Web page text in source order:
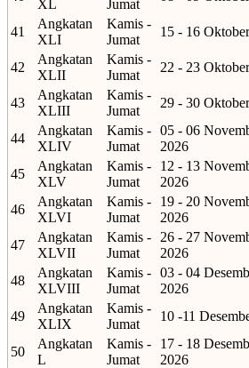
XL Jumat
41
Angkatan
XLI
Kamis -
Jumat
15 - 16
42
Angkatan
XLII
Kamis -
Jumat
22 - 23
43
Angkatan
XLIII
Kamis -
Jumat
29 - 30
44
Angkatan
XLIV
Kamis -
Jumat
05 - 06
2026
45
Angkatan
XLV
Kamis -
Jumat
12 - 13
2026
46
Angkatan
XLVI
Kamis -
Jumat
19 - 20
2026
47
Angkatan
XLVII
Kamis -
Jumat
26 - 27
2026
48
Angkatan
XLVIII
Kamis -
Jumat
03 - 04
2026
49
Angkatan
XLIX
Kamis -
Jumat
10 -11
50
Angkatan
L
Kamis -
Jumat
17 - 18
2026